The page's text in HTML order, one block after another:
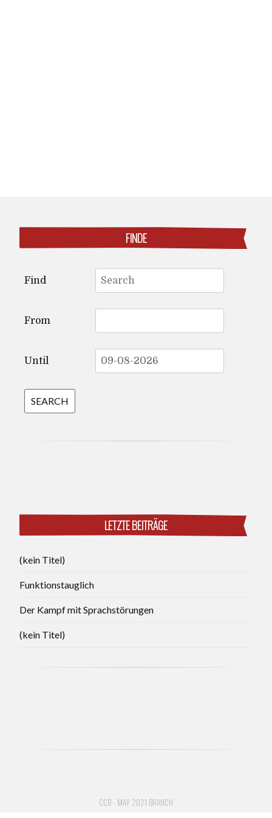
FINDE
for:
Find
From
Until
LETZTE BEITRÄGE
(kein Titel)
Funktionstauglich
Der Kampf mit Sprachstörungen
(kein Titel)
CCB - MAY 2021 BRANCH